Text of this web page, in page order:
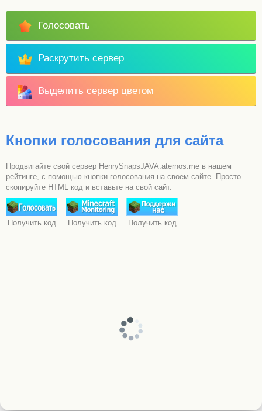
Голосовать
Раскрутить сервер
Выделить сервер цветом
Кнопки голосования для сайта
Продвигайте свой сервер HenrySnapsJAVA.aternos.me в нашем
рейтинге, с помощью кнопки голосования на своем сайте. Просто
скопируйте HTML код и вставьте на свой сайт.
Получить код Получить код Получить код